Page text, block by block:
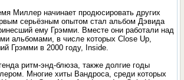
Миллер начинает продюсировать других
серьёзным опытом стал альбом Дэвида
ему Грэмми. Вместе они работали над
альбомами, в числе которых Close Up,
Грэмми в 2000 году, Inside.
ритм-энд-блюза, также долгие годы
Многие хиты Вандроса, среди которых